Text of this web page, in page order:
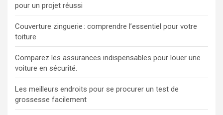
pour un projet réussi
Couverture zinguerie : comprendre l’essentiel pour votre
toiture
Comparez les assurances indispensables pour louer une
voiture en sécurité.
Les meilleurs endroits pour se procurer un test de
grossesse facilement